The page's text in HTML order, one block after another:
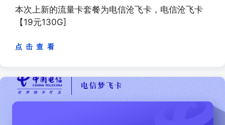
本次上新的流量卡套餐为电信沧飞卡，电信沧飞卡
【19元130G]
点 击 查 看